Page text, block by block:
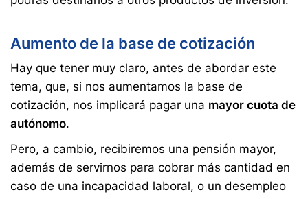
Aumento de la base de cotización
Hay que tener muy claro, antes de abordar este
tema, que, si nos aumentamos la base de
cotización, nos implicará pagar una mayor cuota de
autónomo.
Pero, a cambio, recibiremos una pensión mayor,
además de servirnos para cobrar más cantidad en
caso de una incapacidad laboral, o un desempleo